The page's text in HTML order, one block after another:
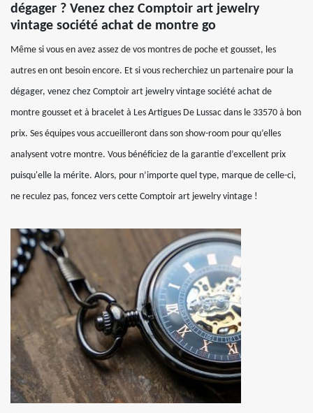
dégager ? Venez chez Comptoir art jewelry
vintage société achat de montre go
Même si vous en avez assez de vos montres de poche et gousset, les
autres en ont besoin encore. Et si vous recherchiez un partenaire pour la
dégager, venez chez Comptoir art jewelry vintage société achat de
montre gousset et à bracelet à Les Artigues De Lussac dans le 33570 à bon
prix. Ses équipes vous accueilleront dans son show-room pour qu’elles
analysent votre montre. Vous bénéficiez de la garantie d’excellent prix
puisqu'elle la mérite. Alors, pour n’importe quel type, marque de celle-ci,
ne reculez pas, foncez vers cette Comptoir art jewelry vintage !